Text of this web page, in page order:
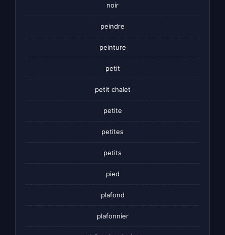
noir
peindre
peinture
petit
petit chalet
petite
petites
petits
pied
plafond
plafonnier